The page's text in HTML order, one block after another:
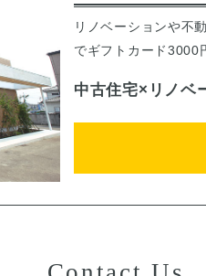
リノベーションや不
でギフトカード3000
中古住宅×リノベ